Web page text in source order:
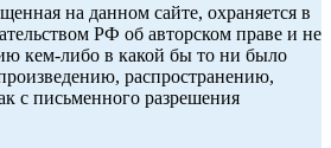
на данном сайте, охраняется в
РФ об авторском праве и не
кем-либо в какой бы то ни было
распространению,
с письменного разрешения